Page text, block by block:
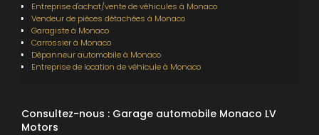
Entreprise d'achat/vente de véhicules à Monaco
Vendeur de pièces détachées à Monaco
Garagisteà Monaco
Carrossierà Monaco
Dépanneur automobileà Monaco
Entreprise de location de véhiculeà Monaco
Consultez-nous : Garage automobile Monaco LV
Motors